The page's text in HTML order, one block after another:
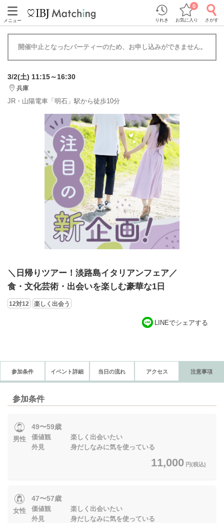
メニュー りれき お気に入り
0
さがす
開催中止となったパーティーのため、お申し込みができません。
3/2(土) 11:15～16:30
兵庫
JR・山陽電車「明石」駅から徒歩10分
＼日帰りツアー！淡路島イタリアンフェア／
食・文化芸術・出会いを楽しむ豪華な1日
12対12 楽しく出会う
LINEでシェアする
参加条件 イベント詳細 当日の流れ アクセス 注意事項
参加条件
男性
49〜59歳
価値観 楽しく出会いたい
外見 身だしなみに気を使っている
11,000 円(税込)
女性
47〜57歳
価値観 楽しく出会いたい
外見 身だしなみに気を使っている